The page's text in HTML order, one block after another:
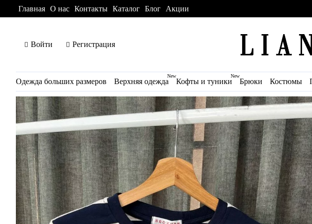
Главная О нас Контакты Каталог Блог Акции
Войти Регистрация
Одежда больших размеров Верхняя одежда
New
Кофты и туники
New
Брюки Костюмы